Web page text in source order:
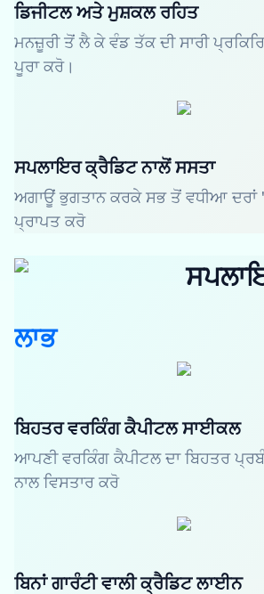
ਡਿਜੀਟਲ ਅਤੇ ਮੁਸ਼ਕਲ ਰਹਿਤ
ਮਨਜ਼ੂਰੀ ਤੋਂ ਲੈ ਕੇ ਵੰਡ ਤੱਕ ਦੀ ਸਾਰੀ
ਪੂਰਾ ਕਰੋ।
ਸਪਲਾਇਰ ਕ੍ਰੈਡਿਟ ਨਾਲੋਂ ਸਸਤਾ
ਅਗਾਊਂ ਭੁਗਤਾਨ ਕਰਕੇ ਸਭ ਤੋਂ ਵਧੀਆ ਦਰਾਂ
ਪ੍ਰਾਪਤ ਕਰੋ
ਲਾਭ
ਬਿਹਤਰ ਵਰਕਿੰਗ ਕੈਪੀਟਲ ਸਾਈਕਲ
ਆਪਣੀ ਵਰਕਿੰਗ ਕੈਪੀਟਲ ਦਾ ਬਿਹਤਰ
ਨਾਲ ਵਿਸਤਾਰ ਕਰੋ
ਬਿਨਾਂ ਗਾਰੰਟੀ ਵਾਲੀ ਕ੍ਰੈਡਿਟ ਲਾਈਨ